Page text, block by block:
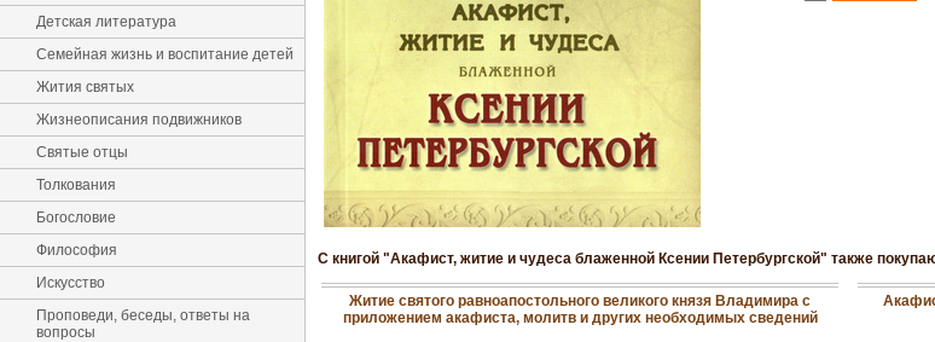
Детская литература
Семейная жизнь и воспитание детей
Жития святых
Жизнеописания подвижников
Святые отцы
Толкования
Богословие
Философия
Искусство
Проповеди, беседы, ответы на
вопросы
С книгой "Акафист, житие и чудеса блаженной Ксении Петербургской" также
Житие святого равноапостольного великого князя Владимира с
приложением акафиста, молитв и других необходимых сведений